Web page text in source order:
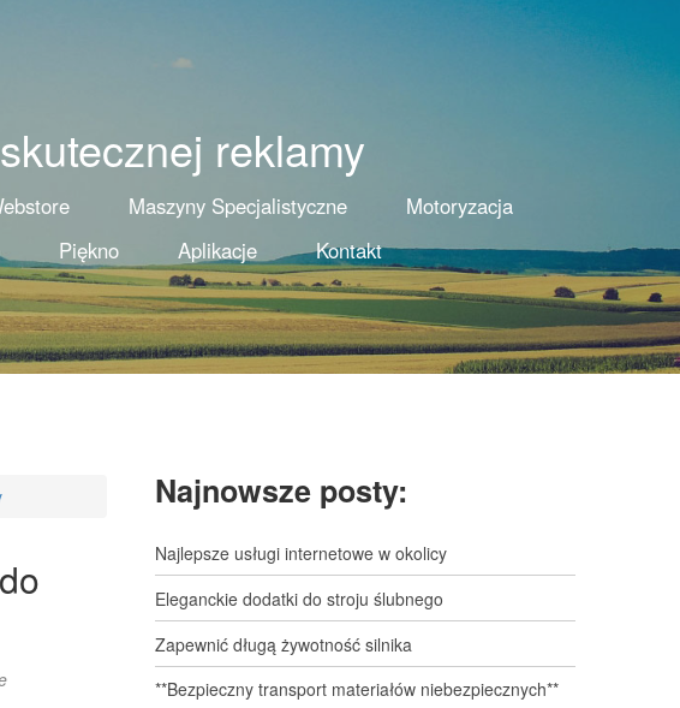
reklamy
Maszyny Specjalistyczne
Motoryzacja
Piękno Aplikacje Kontakt
Najnowsze posty:
Najlepsze usługi internetowe w okolicy
Eleganckie dodatki do stroju ślubnego
Zapewnić długą żywotność silnika
**Bezpieczny transport materiałów niebezpiecznych**